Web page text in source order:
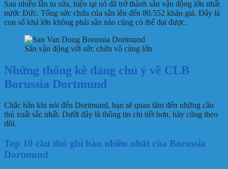
Sau nhiều lần tu sửa, hiện tại nó đã trở thành sân vận động lớn nhất
nước Đức. Tổng sức chứa của sân lên đến 80.552 khán giả. Đây là
con số khá lớn không phải sân nào cũng có thể đạt được.
Sân vận động với sức chứa vô cùng lớn
Những thống kê đáng chú ý về CLB
Borussia Dortmund
Chắc hẳn khi nói đến Dortmund, bạn sẽ quan tâm đến những cầu
thủ xuất sắc nhất. Dưới đây là thông tin chi tiết hơn, hãy cũng theo
dõi.
Top 10 cầu thủ ghi bàn nhiều nhất của Borussia
Dortmund